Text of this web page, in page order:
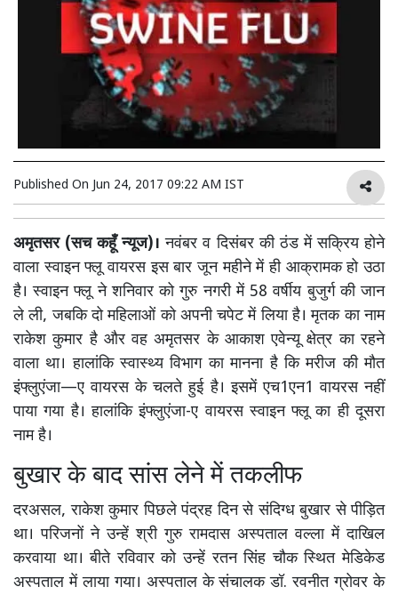
Published On Jun 24, 2017 09:22 AM IST
अमृतसर (सच कहूँ न्यूज)। नवंबर व दिसंबर की ठंड में सक्रिय होने
वाला स्वाइन फ्लू वायरस इस बार जून महीने में ही आक्रामक हो उठा
है। स्वाइन फ्लू ने शनिवार को गुरु नगरी में 58 वर्षीय बुजुर्ग की जान
ले ली, जबकि दो महिलाओं को अपनी चपेट में लिया है। मृतक का नाम
राकेश कुमार है और वह अमृतसर के आकाश एवेन्यू क्षेत्र का रहने
वाला था। हालांकि स्वास्थ्य विभाग का मानना है कि मरीज की मौत
इंफ्लुएंजा—ए वायरस के चलते हुई है। इसमें एच1एन1 वायरस नहीं
पाया गया है। हालांकि इंफ्लुएंजा-ए वायरस स्वाइन फ्लू का ही दूसरा
नाम है।
बुखार के बाद सांस लेने में तकलीफ
दरअसल, राकेश कुमार पिछले पंद्रह दिन से संदिग्ध बुखार से पीड़ित
था। परिजनों ने उन्हें श्री गुरु रामदास अस्पताल वल्ला में दाखिल
करवाया था। बीते रविवार को उन्हें रतन सिंह चौक स्थित मेडिकेड
अस्पताल में लाया गया। अस्पताल के संचालक डॉ. रवनीत ग्रोवर के